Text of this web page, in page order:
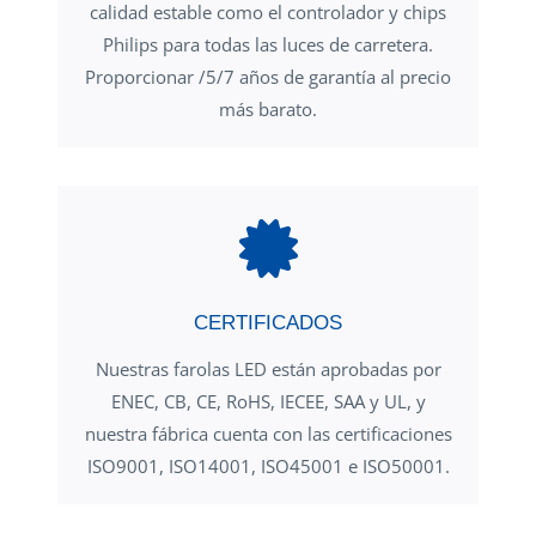
calidad estable como el controlador y chips
Philips para todas las luces de carretera.
Proporcionar /5/7 años de garantía al precio
más barato.
CERTIFICADOS
Nuestras farolas LED están aprobadas por
ENEC, CB, CE, RoHS, IECEE, SAA y UL, y
nuestra fábrica cuenta con las certificaciones
ISO9001, ISO14001, ISO45001 e ISO50001.